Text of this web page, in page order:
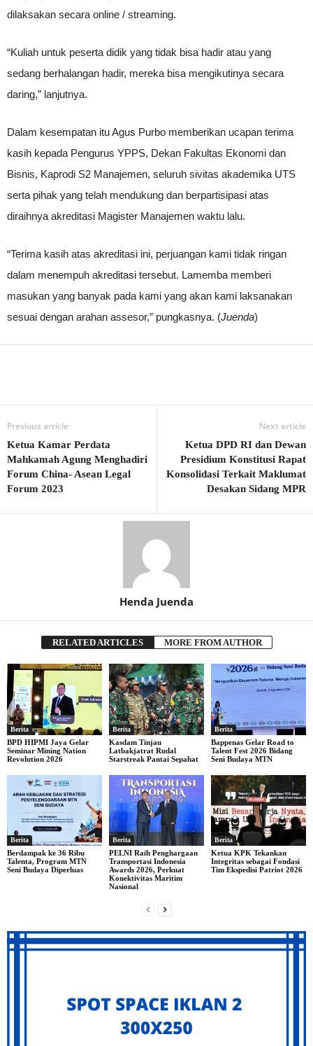
dilaksakan secara online / streaming.
“Kuliah untuk peserta didik yang tidak bisa hadir atau yang
sedang berhalangan hadir, mereka bisa mengikutinya secara
daring,” lanjutnya.
Dalam kesempatan itu Agus Purbo memberikan ucapan terima
kasih kepada Pengurus YPPS, Dekan Fakultas Ekonomi dan
Bisnis, Kaprodi S2 Manajemen, seluruh sivitas akademika UTS
serta pihak yang telah mendukung dan berpartisipasi atas
diraihnya akreditasi Magister Manajemen waktu lalu.
“Terima kasih atas akreditasi ini, perjuangan kami tidak ringan
dalam menempuh akreditasi tersebut. Lamemba memberi
masukan yang banyak pada kami yang akan kami laksanakan
sesuai dengan arahan assesor,” pungkasnya. (Juenda)
Previous article
Ketua Kamar Perdata
Mahkamah Agung Menghadiri
Forum China- Asean Legal
Forum 2023
Next article
Ketua DPD RI dan Dewan
Presidium Konstitusi Rapat
Konsolidasi Terkait Maklumat
Desakan Sidang MPR
Henda Juenda
RELATED ARTICLES MORE FROM AUTHOR
Berita
BPD HIPMI Jaya Gelar
Seminar Mining Nation
Revolution 2026
Berita
Kasdam Tinjau
Latbakjatrat Rudal
Starstreak Pantai Sepahat
Berita
Bappenas Gelar Road to
Talent Fest 2026 Bidang
Seni Budaya MTN
Berita
Berdampak ke 36 Ribu
Talenta, Program MTN
Seni Budaya Diperluas
Berita
PELNI Raih Penghargaan
Transportasi Indonesia
Awards 2026, Perkuat
Konektivitas Maritim
Nasional
Berita
Ketua KPK Tekankan
Integritas sebagai Fondasi
Tim Ekspedisi Patriot 2026